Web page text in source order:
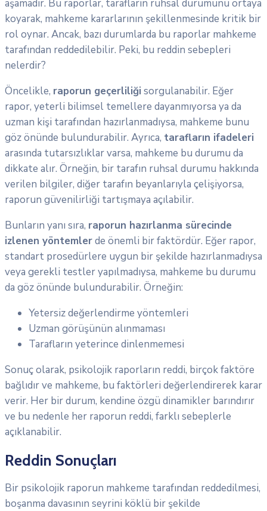
aşamadır. Bu raporlar, tarafların ruhsal durumunu ortaya
koyarak, mahkeme kararlarının şekillenmesinde kritik bir
rol oynar. Ancak, bazı durumlarda bu raporlar mahkeme
tarafından reddedilebilir. Peki, bu reddin sebepleri
nelerdir?
Öncelikle, raporun geçerliliği sorgulanabilir. Eğer
rapor, yeterli bilimsel temellere dayanmıyorsa ya da
uzman kişi tarafından hazırlanmadıysa, mahkeme bunu
göz önünde bulundurabilir. Ayrıca, tarafların ifadeleri
arasında tutarsızlıklar varsa, mahkeme bu durumu da
dikkate alır. Örneğin, bir tarafın ruhsal durumu hakkında
verilen bilgiler, diğer tarafın beyanlarıyla çelişiyorsa,
raporun güvenilirliği tartışmaya açılabilir.
Bunların yanı sıra, raporun hazırlanma sürecinde
izlenen yöntemlerde önemli bir faktördür. Eğer rapor,
standart prosedürlere uygun bir şekilde hazırlanmadıysa
veya gerekli testler yapılmadıysa, mahkeme bu durumu
da göz önünde bulundurabilir. Örneğin:
Yetersiz değerlendirme yöntemleri
Uzman görüşünün alınmaması
Tarafların yeterince dinlenmemesi
Sonuç olarak, psikolojik raporların reddi, birçok faktöre
bağlıdır ve mahkeme, bu faktörleri değerlendirerek karar
verir. Her bir durum, kendine özgü dinamikler barındırır
ve bu nedenle her raporun reddi, farklı sebeplerle
açıklanabilir.
Reddin Sonuçları
Bir psikolojik raporun mahkeme tarafından reddedilmesi,
boşanma davasının seyrini köklü bir şekilde